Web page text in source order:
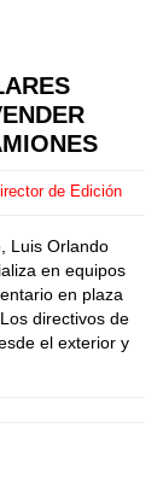
de Edición
Luis Orlando
en equipos
en plaza
directivos de
el exterior y